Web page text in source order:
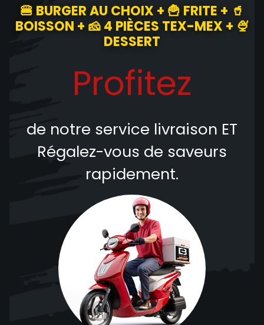
🍔 BURGER AU CHOIX + 🍟 FRITE + 🥤
BOISSON + 🧀 4 PIÈCES TEX-MEX + 🍨
DESSERT
Profitez
de notre service livraison ET
Régalez-vous de saveurs
rapidement.